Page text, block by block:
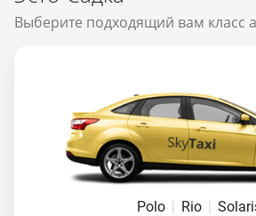
Выберите подходящий вам класс
Polo | Rio |